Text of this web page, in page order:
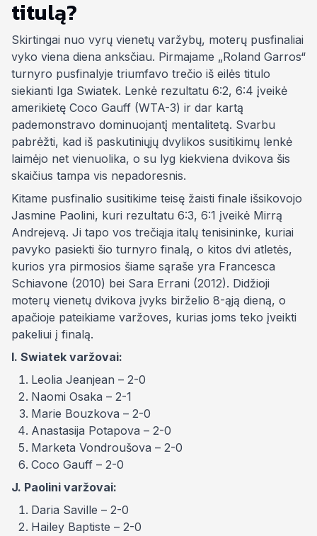
titulą?
Skirtingai nuo vyrų vienetų varžybų, moterų pusfinaliai
vyko viena diena anksčiau. Pirmajame „Roland Garros“
turnyro pusfinalyje triumfavo trečio iš eilės titulo
siekianti Iga Swiatek. Lenkė rezultatu 6:2, 6:4 įveikė
amerikietę Coco Gauff (WTA-3) ir dar kartą
pademonstravo dominuojantį mentalitetą. Svarbu
pabrėžti, kad iš paskutiniųjų dvylikos susitikimų lenkė
laimėjo net vienuolika, o su lyg kiekviena dvikova šis
skaičius tampa vis nepadoresnis.
Kitame pusfinalio susitikime teisę žaisti finale išsikovojo
Jasmine Paolini, kuri rezultatu 6:3, 6:1 įveikė Mirrą
Andrejevą. Ji tapo vos trečiąja italų tenisininke, kuriai
pavyko pasiekti šio turnyro finalą, o kitos dvi atletės,
kurios yra pirmosios šiame sąraše yra Francesca
Schiavone (2010) bei Sara Errani (2012). Didžioji
moterų vienetų dvikova įvyks birželio 8-ąją dieną, o
apačioje pateikiame varžoves, kurias joms teko įveikti
pakeliui į finalą.
I. Swiatek varžovai:
Leolia Jeanjean – 2-0
Naomi Osaka – 2-1
Marie Bouzkova – 2-0
Anastasija Potapova – 2-0
Marketa Vondroušova – 2-0
Coco Gauff – 2-0
J. Paolini varžovai:
Daria Saville – 2-0
Hailey Baptiste – 2-0